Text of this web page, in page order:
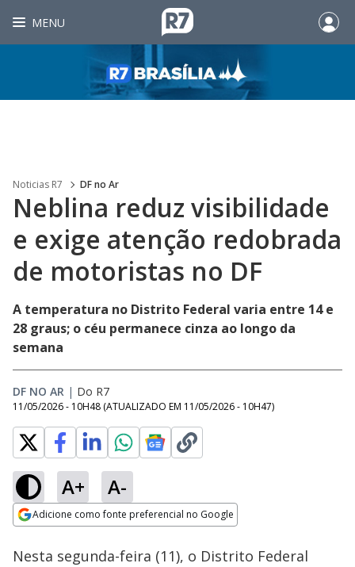
MENU
Noticias R7 DF no Ar
Neblina reduz visibilidade
e exige atenção redobrada
de motoristas no DF
A temperatura no Distrito Federal varia entre 14 e
28 graus; o céu permanece cinza ao longo da
semana
DF NO AR | Do R7
11/05/2026 - 10H48 (ATUALIZADO EM 11/05/2026 - 10H47)
A+ A-
Adicione como fonte preferencial no Google
Ativar
Loaded
37.06%
Nesta segunda-feira (11), o Distrito Federal